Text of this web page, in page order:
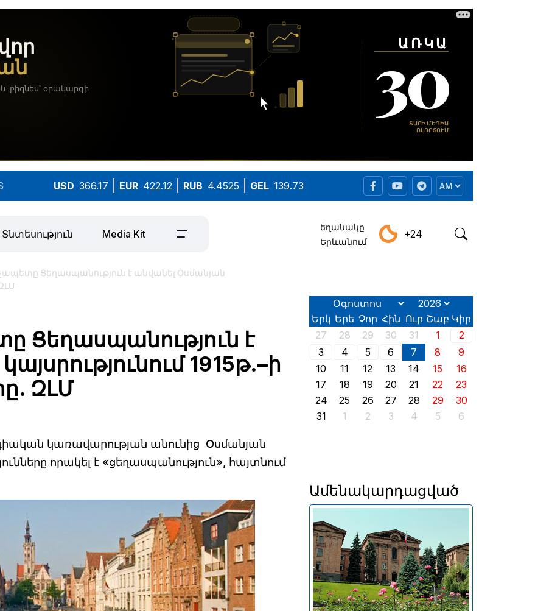
USD 366.17 EUR 422.12 RUB 4.4525 GEL 139.73
Տնտեսություն Media Kit
եղանակը
Երևանում
+24
Ցեղասպանություն է անվանել Օսմանյան
Ցեղասպանություն է
1915թ.–ի
ԶԼՄ
կառավարության անունից Օսմանյան
որակել է «ցեղասպանություն», հայտնում
Երկ Երե Չոր Հին Ուր Շաբ Կիր
27
28 29 30 31 1
2
3
4 5 6 7 8
9
10
11 12 13 14 15
16
17
18 19 20 21 22
23
24
25 26 27 28 29
30
31
1 2 3 4 5 6
Ամենակարդացված
2-ին, իր աշխատանքն է սկսել
2026 թվականի հունիսի 7-ին
կայացած հերթական
խորհրդարանական
ընտրությունների
արդյունքներով ձևավորված